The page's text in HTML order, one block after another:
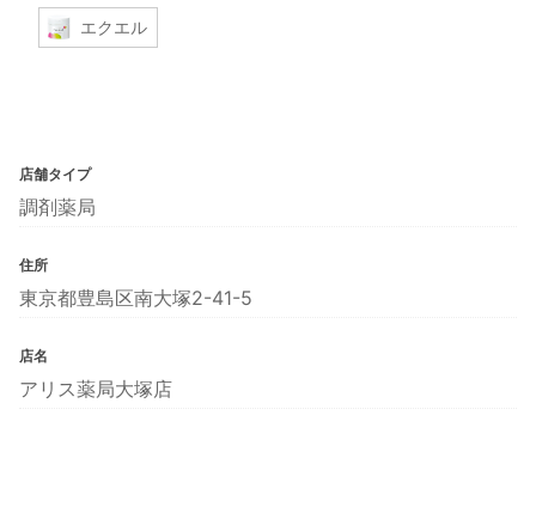
エクエル
店舗タイプ
調剤薬局
住所
東京都豊島区南大塚2-41-5
店名
アリス薬局大塚店